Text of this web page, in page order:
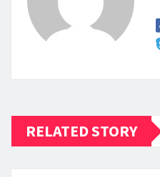
RELATED STORY